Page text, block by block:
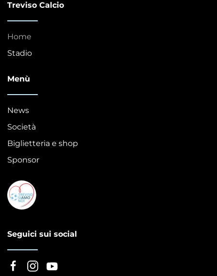
Treviso Calcio
Home
Stadio
Menù
News
Società
Biglietteria e shop
Sponsor
Seguici sui social